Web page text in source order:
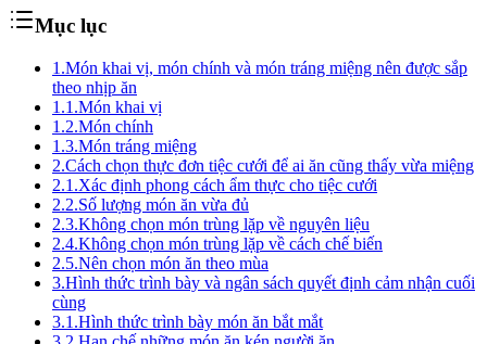
Mục lục
1.Món khai vị, món chính và món tráng miệng nên được sắp
theo nhịp ăn
1.1.Món khai vị
1.2.Món chính
1.3.Món tráng miệng
2.Cách chọn thực đơn tiệc cưới để ai ăn cũng thấy vừa miệng
2.1.Xác định phong cách ẩm thực cho tiệc cưới
2.2.Số lượng món ăn vừa đủ
2.3.Không chọn món trùng lặp về nguyên liệu
2.4.Không chọn món trùng lặp về cách chế biến
2.5.Nên chọn món ăn theo mùa
3.Hình thức trình bày và ngân sách quyết định cảm nhận cuối
cùng
3.1.Hình thức trình bày món ăn bắt mắt